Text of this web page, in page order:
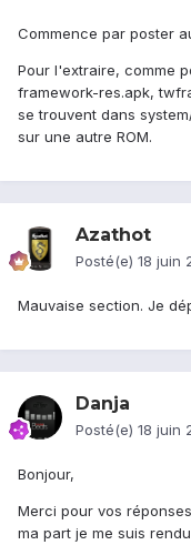
Commence par poster
Pour l'extraire, comme
framework-res.apk,
se trouvent dans
sur une autre ROM.
Azathot
Posté(e) 18 juin
Mauvaise section. Je
Danja
Posté(e) 18 juin
Bonjour,
Merci pour vos
ma part je me suis